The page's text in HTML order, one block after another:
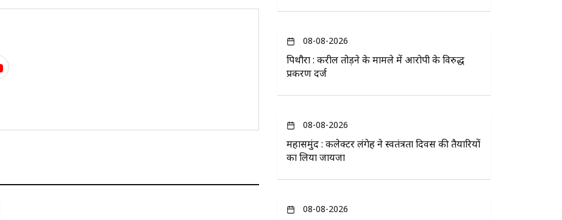
08-08-2026
पिथौरा : करील तोड़ने के मामले में आरोपी के विरुद्ध
प्रकरण दर्ज
08-08-2026
महासमुंद : कलेक्टर लंगेह ने स्वतंत्रता दिवस की तैयारियों
का लिया जायजा
08-08-2026